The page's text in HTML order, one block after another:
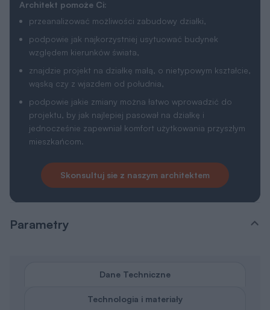
Architekt pomoże Ci:
przeanalizować możliwości zabudowy działki,
podpowie jak najkorzystniej usytuować budynek
względem kierunków świata,
znajdzie projekt na działkę małą, o nietypowym kształcie,
wąską czy z wjazdem od południa,
podpowie jakie zmiany można łatwo wprowadzić do
projektu, by jak najlepiej pasował na działkę i
jednocześnie zapewniał komfort użytkowania przyszłym
mieszkańcom.
Skonsultuj sie z naszym architektem
Parametry
Dane Techniczne
Technologia i materiały